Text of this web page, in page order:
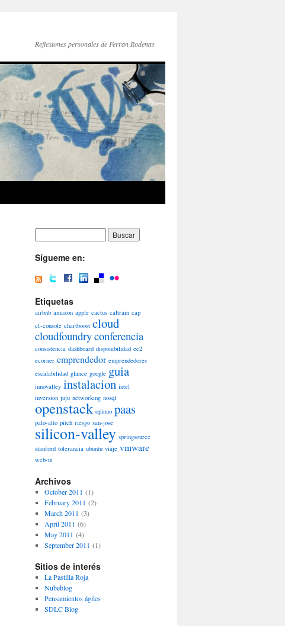
Reflexiones personales de Ferran Rodenas
Sígueme en:
Etiquetas
airbnb amazon apple cactus caltrain cap
cf-console chartboost cloud
cloudfoundryconferencia
consistencia dashboard disponibilidad ec2
ecorner emprendedor emprendedores
escalabilidad glance google guia
innovalley instalacion intel
inversion juju networking nosql
openstack opinno paas
palo-alto pitch riesgo san-jose
silicon-valley springsource
stanford tolerancia ubuntu viaje vmware
web-ui
Archivos
October 2011 (1)
February 2011 (2)
March 2011 (3)
April 2011 (6)
May 2011 (4)
September 2011 (1)
Sitios de interés
La Pastilla Roja
Nubeblog
Pensamientos ágiles
SDLC Blog